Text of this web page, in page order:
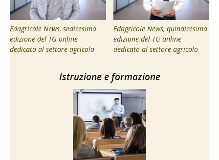
Edagricole News, sedicesima
edizione del TG online
dedicato al settore agricolo
Edagricole News, quindicesima
edizione del TG online
dedicato al settore agricolo
Istruzione e formazione